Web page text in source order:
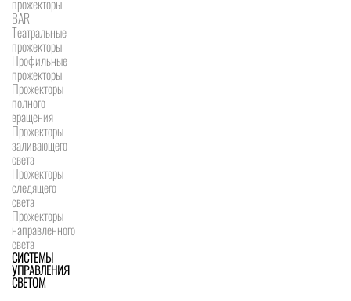
прожекторы
BAR
Театральные
прожекторы
Профильные
прожекторы
Прожекторы
полного
вращения
Прожекторы
заливающего
света
Прожекторы
следящего
света
Прожекторы
направленного
света
СИСТЕМЫ
УПРАВЛЕНИЯ
СВЕТОМ